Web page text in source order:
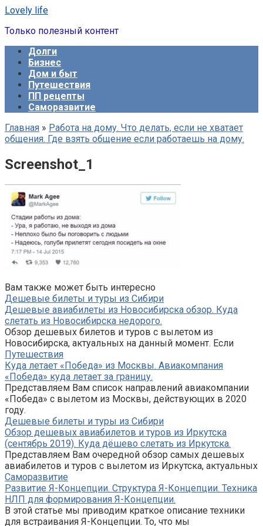
Перейти
контенту
Lovely life
Только полезный контент
Долги
Бизнес
Дом и быт
Путешествия
ПП рецепты
Саморазвитие
Главная » Работа на дому. Что делать, если не хватает
общения. Где взять общение если работаешь на дому.
Screenshot_1
Вам также может быть интересно
Дешевые билеты и туры из Сибири
Дешевые авиабилеты из Новосибирска обзор. Куда
слетать из Новосибирска недорого.
Обзор дешевых билетов и туров с вылетом из
Новосибирска, актуальных на данный момент. Если
Путешествия
Куда летает «Победа» из Москвы. Авиакомпания
«Победа» куда летает за границу.
Представляем Вам список направлений авиакомпании
«Победа» с вылетом из Москвы, действующих в 2020
году.
Дешевые билеты и туры из Сибири
Обзор дешевых авиабилетов и туров из Иркутска
(сентябрь 2019). Куда дёшево слетать из Иркутска.
Представляем Вам очередной обзор самых дешевых
авиабилетов и туров с вылетом из Иркутска, актуальных
Саморазвитие
Развитие Я-Концепции. Структура Я-Концепции. Техника
НЛП для формирования Я-Концепции.
В этой статье мы приводим краткое описание техники
для встраивания Я-Концепции. То, что мы